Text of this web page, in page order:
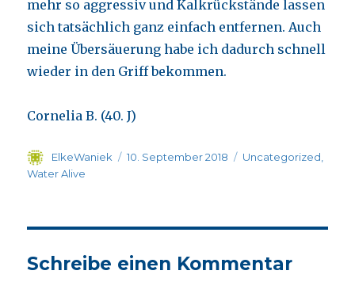
mehr so aggressiv und Kalkrückstände lassen
sich tatsächlich ganz einfach entfernen. Auch
meine Übersäuerung habe ich dadurch schnell
wieder in den Griff bekommen.
Cornelia B. (40. J)
Autor
ElkeWaniek
Veröffentlicht
10. September 2018 Kategorien
Uncategorized
Water Alive
Schreibe einen Kommentar